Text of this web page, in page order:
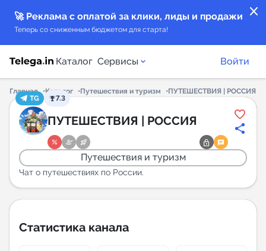
close
🚀 Реклама с оплатой за клики, лиды и продажи
Теперь со сниженным бюджетом для старта!
Каталог Сервисы
Каталог каналов
Каталог ботов
Горящие предложения
Индекс читаемости каналов в Telegram
Войти
Главная Каталог Путешествия и туризм
ПУТЕШЕСТВИЯ | РОССИЯ
TG
7.3
ПУТЕШЕСТВИЯ | РОССИЯ
Путешествия и туризм
Чат о путешествиях по России.
Статистика канала